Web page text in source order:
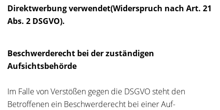
Direktwerbung verwendet(Widerspruch nach Art. 21
Abs. 2 DSGVO).
Beschwerderecht bei der zuständigen
Aufsichtsbehörde
Im Falle von Verstößen gegen die DSGVO steht den
Betroffenen ein Beschwerderecht bei einer Auf-